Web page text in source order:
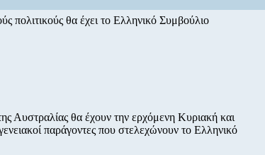
πολιτικούς θα έχει το Ελληνικό Συμβούλιο
Αυστραλίας θα έχουν την ερχόμενη Κυριακή και
παράγοντες που στελεχώνουν το Ελληνικό